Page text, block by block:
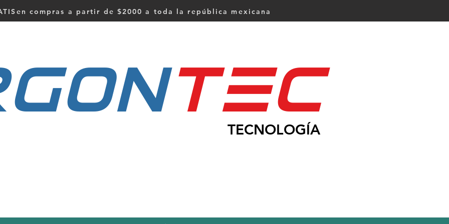
compras a partir de $2000 a toda la república mexicana
tEc
TECNOLOGÍA